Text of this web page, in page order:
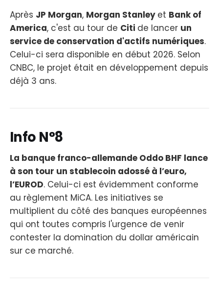
Après JP Morgan, Morgan Stanley et Bank of
America, c'est au tour de Citi de lancer un
service de conservation d'actifs numériques.
Celui-ci sera disponible en début 2026. Selon
CNBC, le projet était en développement depuis
déjà 3 ans.
Info N°8
La banque franco-allemande Oddo BHF lance
à son tour un stablecoin adossé à l’euro,
l’EUROD. Celui-ci est évidemment conforme
au règlement MiCA. Les initiatives se
multiplient du côté des banques européennes
qui ont toutes compris l'urgence de venir
contester la domination du dollar américain
sur ce marché.